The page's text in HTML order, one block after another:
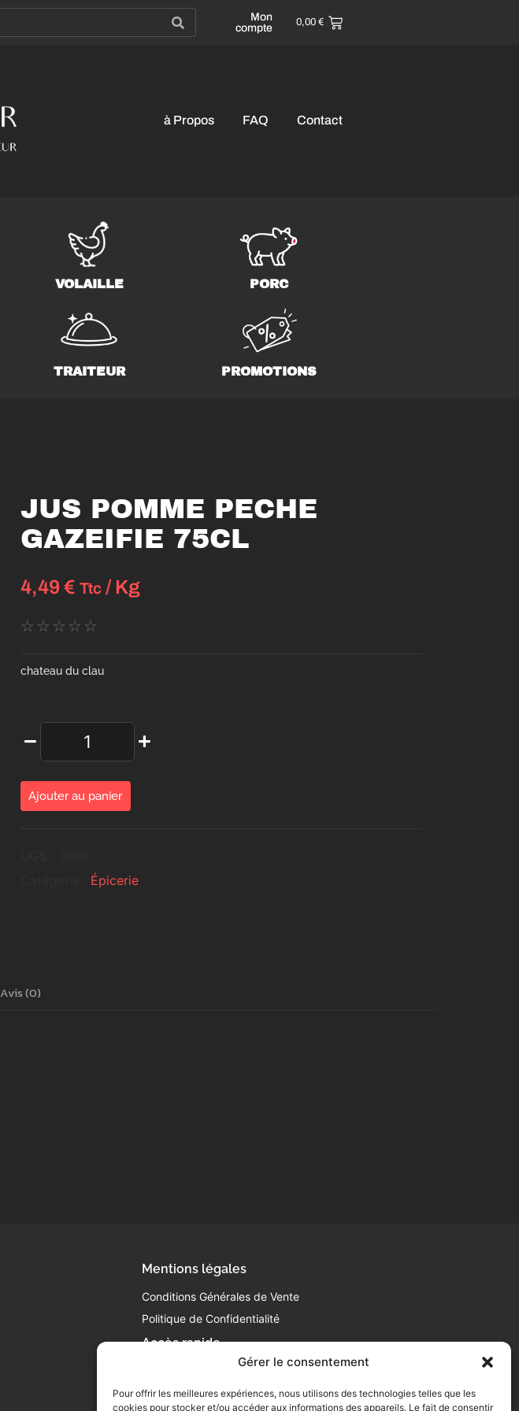
Gérer le consentement
Pour offrir les meilleures expériences, nous utilisons des technologies telles que les
cookies pour stocker et/ou accéder aux informations des appareils. Le fait de consentir
Mon
compte
0,00 €
à Propos FAQ Contact
VOLAILLE PORC
TRAITEUR PROMOTIONS
JUS POMME PECHE
GAZEIFIE 75CL
4,49 € Ttc / Kg
☆ ☆ ☆ ☆ ☆
chateau du clau
Ajouter au panier
Épicerie
Avis (0)
Mentions légales
Conditions Générales de Vente
Politique de Confidentialité
Accès rapide
450 Av. de Gasseras